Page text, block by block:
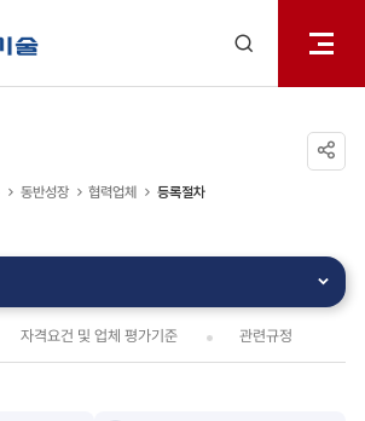
열기
동반성장 협력업체 등록절차
자격요건 및 업체 평가기준 관련규정